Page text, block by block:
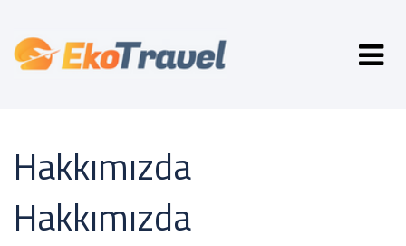
Hakkımızda
Hakkımızda